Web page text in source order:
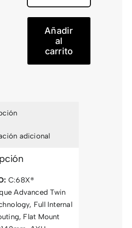
C68X
SLT
cantidad
Añadir
al
carrito
adicional
C:68X®
Advanced Twin
Full Internal
Flat Mount